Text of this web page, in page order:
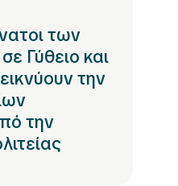
των
Γύθειο και
την
την